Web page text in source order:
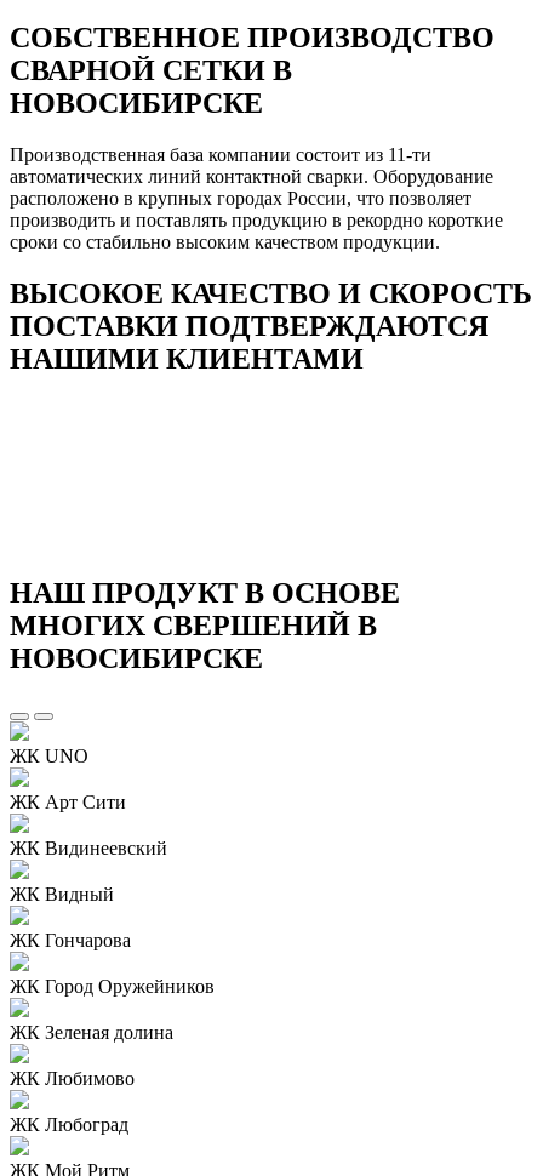
СОБСТВЕННОЕ ПРОИЗВОДСТВО
СВАРНОЙ СЕТКИ В
НОВОСИБИРСКЕ
Производственная база компании состоит из 11-ти
автоматических линий контактной сварки. Оборудование
расположено в крупных городах России, что позволяет
производить и поставлять продукцию в рекордно короткие
сроки со стабильно высоким качеством продукции.
ВЫСОКОЕ КАЧЕСТВО И СКОРОСТЬ
ПОСТАВКИ ПОДТВЕРЖДАЮТСЯ
НАШИМИ КЛИЕНТАМИ
НАШ ПРОДУКТ В ОСНОВЕ
МНОГИХ СВЕРШЕНИЙ В
НОВОСИБИРСКЕ
ЖК UNO
ЖК Арт Сити
ЖК Видинеевский
ЖК Видный
ЖК Гончарова
ЖК Город Оружейников
ЖК Зеленая долина
ЖК Любимово
ЖК Любоград
ЖК Мой Ритм